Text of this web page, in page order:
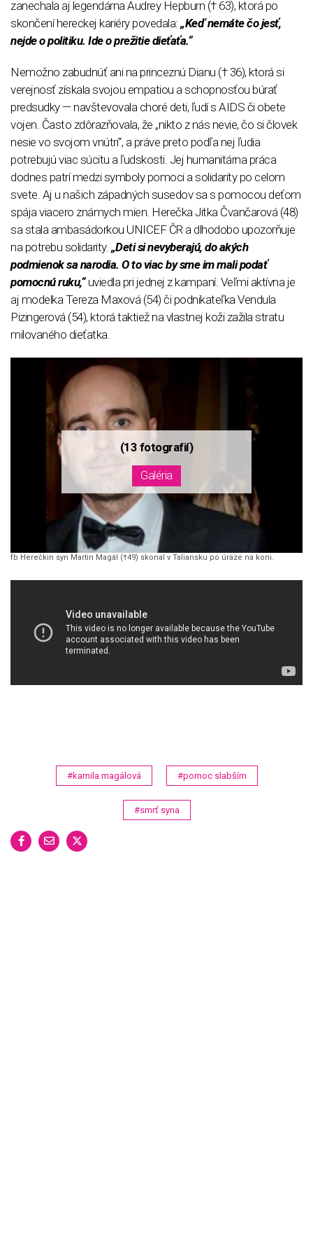
zanechala aj legendárna Audrey Hepburn († 63), ktorá po
skončení hereckej kariéry povedala: „Keď nemáte čo jesť,
nejde o politiku. Ide o prežitie dieťaťa.“
Nemožno zabudnúť ani na princeznú Dianu († 36), ktorá si
verejnosť získala svojou empatiou a schopnosťou búrať
predsudky — navštevovala choré deti, ľudí s AIDS či obete
vojen. Často zdôrazňovala, že „nikto z nás nevie, čo si človek
nesie vo svojom vnútri“, a práve preto podľa nej ľudia
potrebujú viac súcitu a ľudskosti. Jej humanitárna práca
dodnes patrí medzi symboly pomoci a solidarity po celom
svete. Aj u našich západných susedov sa s pomocou deťom
spája viacero známych mien. Herečka Jitka Čvančarová (48)
sa stala ambasádorkou UNICEF ČR a dlhodobo upozorňuje
na potrebu solidarity. „Deti si nevyberajú, do akých
podmienok sa narodia. O to viac by sme im mali podať
pomocnú ruku,“uviedla pri jednej z kampaní. Veľmi aktívna je
aj modelka Tereza Maxová (54) či podnikateľka Vendula
Pizingerová (54), ktorá taktiež na vlastnej koži zažila stratu
milovaného dieťatka.
fb Herečkin syn Martin Magál (†49) skonal v Taliansku po úraze na koni.
#kamila magálová #pomoc slabším
#smrť syna